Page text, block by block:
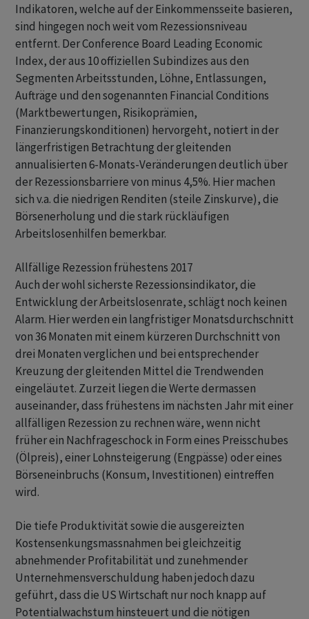
Indikatoren, welche auf der Einkommensseite basieren,
sind hingegen noch weit vom Rezessionsniveau
entfernt. Der Conference Board Leading Economic
Index, der aus 10 offiziellen Subindizes aus den
Segmenten Arbeitsstunden, Löhne, Entlassungen,
Aufträge und den sogenannten Financial Conditions
(Marktbewertungen, Risikoprämien,
Finanzierungskonditionen) hervorgeht, notiert in der
längerfristigen Betrachtung der gleitenden
annualisierten 6-Monats-Veränderungen deutlich über
der Rezessionsbarriere von minus 4,5%. Hier machen
sich v.a. die niedrigen Renditen (steile Zinskurve), die
Börsenerholung und die stark rückläufigen
Arbeitslosenhilfen bemerkbar.
Allfällige Rezession frühestens 2017
Auch der wohl sicherste Rezessionsindikator, die
Entwicklung der Arbeitslosenrate, schlägt noch keinen
Alarm. Hier werden ein langfristiger Monatsdurchschnitt
von 36 Monaten mit einem kürzeren Durchschnitt von
drei Monaten verglichen und bei entsprechender
Kreuzung der gleitenden Mittel die Trendwenden
eingeläutet. Zurzeit liegen die Werte dermassen
auseinander, dass frühestens im nächsten Jahr mit einer
allfälligen Rezession zu rechnen wäre, wenn nicht
früher ein Nachfrageschock in Form eines Preisschubes
(Ölpreis), einer Lohnsteigerung (Engpässe) oder eines
Börseneinbruchs (Konsum, Investitionen) eintreffen
wird.
Die tiefe Produktivität sowie die ausgereizten
Kostensenkungsmassnahmen bei gleichzeitig
abnehmender Profitabilität und zunehmender
Unternehmensverschuldung haben jedoch dazu
geführt, dass die US Wirtschaft nur noch knapp auf
Potentialwachstum hinsteuert und die nötigen